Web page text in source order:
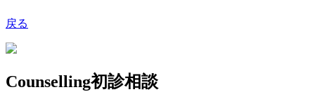
戻る
Counselling初診相談